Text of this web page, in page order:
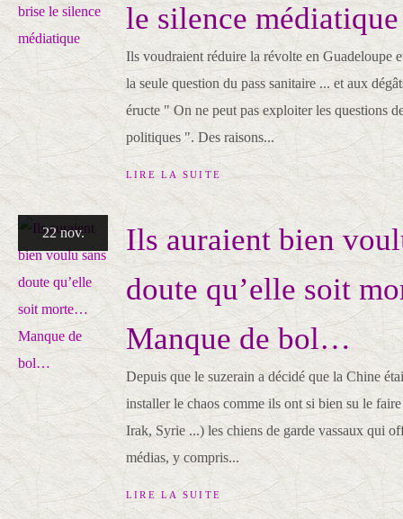
le silence médiatique
Ils voudraient réduire la révolte en Guadeloupe
la seule question du pass sanitaire ... et aux
éructe " On ne peut pas exploiter les questions
politiques ". Des raisons...
LIRE LA SUITE
22 nov.
Ils auraient bien
doute qu’elle soit
Manque de bol…
Depuis que le suzerain a décidé que la Chine
installer le chaos comme ils ont si bien su le
Irak, Syrie ...) les chiens de garde vassaux qui
médias, y compris...
LIRE LA SUITE